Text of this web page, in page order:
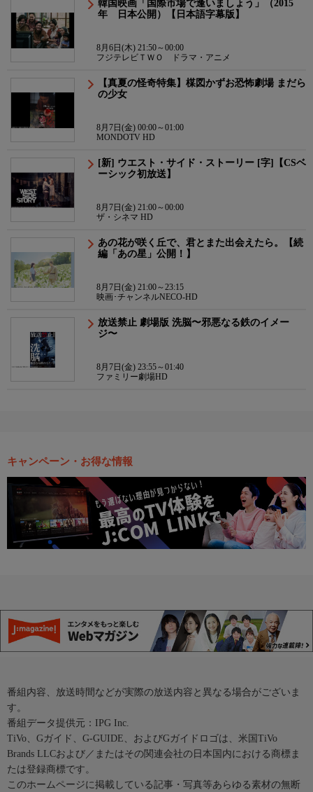
韓国映画「国際市場で逢いましょう」（2015
年 日本公開）【日本語字幕版】
8月6日(木) 21:50～00:00
フジテレビＴＷＯ ドラマ・アニメ
【真夏の怪奇特集】楳図かずお恐怖劇場 まだら
の少女
8月7日(金) 00:00～01:00
MONDOTV HD
[新] ウエスト・サイド・ストーリー [字]【CSベ
ーシック初放送】
8月7日(金) 21:00～00:00
ザ・シネマ HD
あの花が咲く丘で、君とまた出会えたら。【続
編「あの星」公開！】
8月7日(金) 21:00～23:15
映画･チャンネルNECO-HD
放送禁止 劇場版 洗脳〜邪悪なる鉄のイメー
ジ〜
8月7日(金) 23:55～01:40
ファミリー劇場HD
キャンペーン・お得な情報
番組内容、放送時間などが実際の放送内容と異なる場合がございま
す。
番組データ提供元：IPG Inc.
TiVo、Gガイド、G-GUIDE、およびGガイドロゴは、米国TiVo
Brands LLCおよび／またはその関連会社の日本国内における商標ま
たは登録商標です。
このホームページに掲載している記事・写真等あらゆる素材の無断